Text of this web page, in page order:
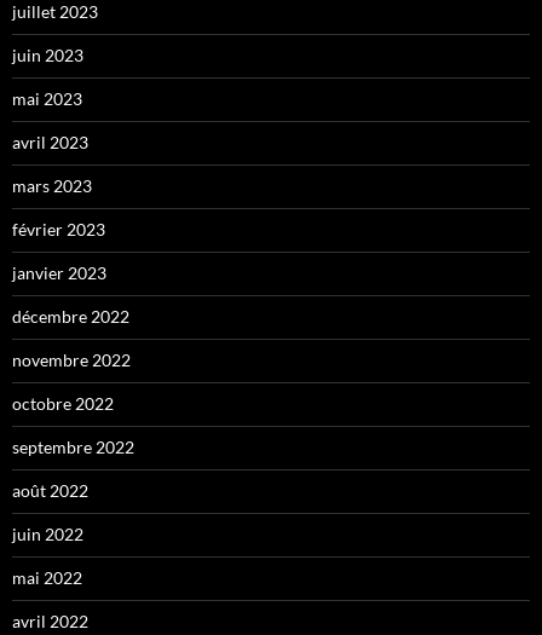
juillet 2023
juin 2023
mai 2023
avril 2023
mars 2023
février 2023
janvier 2023
décembre 2022
novembre 2022
octobre 2022
septembre 2022
août 2022
juin 2022
mai 2022
avril 2022